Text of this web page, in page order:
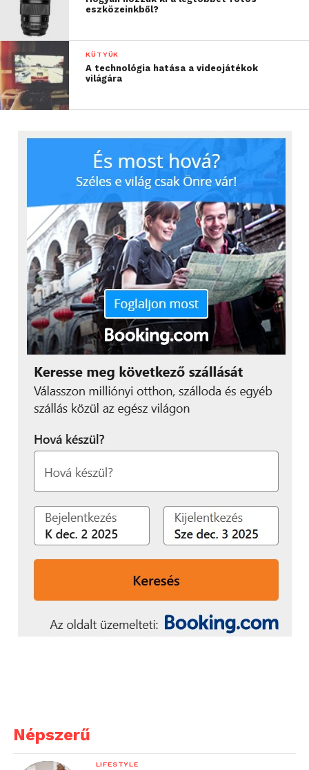
eszközeinkből?
KÜTYÜK
A technológia hatása a videojátékok
világára
Népszerű
LIFESTYLE